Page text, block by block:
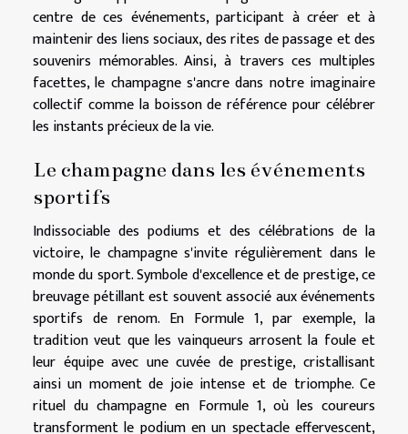
centre de ces événements, participant à créer et à
maintenir des liens sociaux, des rites de passage et des
souvenirs mémorables. Ainsi, à travers ces multiples
facettes, le champagne s'ancre dans notre imaginaire
collectif comme la boisson de référence pour célébrer
les instants précieux de la vie.
Le champagne dans les événements
sportifs
Indissociable des podiums et des célébrations de la
victoire, le champagne s'invite régulièrement dans le
monde du sport. Symbole d'excellence et de prestige, ce
breuvage pétillant est souvent associé aux événements
sportifs de renom. En Formule 1, par exemple, la
tradition veut que les vainqueurs arrosent la foule et
leur équipe avec une cuvée de prestige, cristallisant
ainsi un moment de joie intense et de triomphe. Ce
rituel du champagne en Formule 1, où les coureurs
transforment le podium en un spectacle effervescent,